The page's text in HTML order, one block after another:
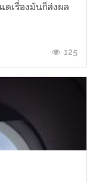
ตเรื่องมันก็ส่งผล
125